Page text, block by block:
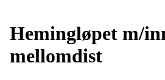
Hemingløpet m/
mellomdist